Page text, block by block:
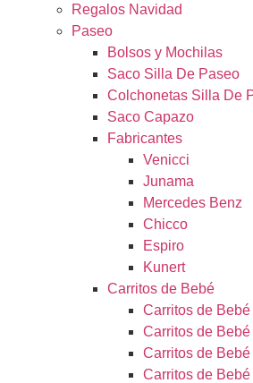
Regalos Navidad
Paseo
Bolsos y Mochilas
Saco Silla De Paseo
Colchonetas Silla De
Saco Capazo
Fabricantes
Venicci
Junama
Mercedes Benz
Chicco
Espiro
Kunert
Carritos de Bebé
Carritos de
Carritos de
Carritos de
Carritos de